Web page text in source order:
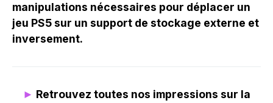
manipulations nécessaires pour déplacer un
jeu PS5 sur un support de stockage externe et
inversement.
► Retrouvez toutes nos impressions sur la